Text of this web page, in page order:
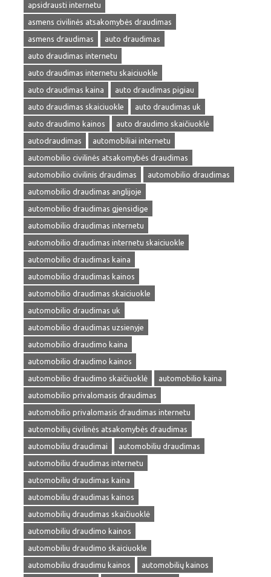
apsidrausti internetu
asmens civilinės atsakomybės draudimas
asmens draudimas
auto draudimas
auto draudimas internetu
auto draudimas internetu skaiciuokle
auto draudimas kaina
auto draudimas pigiau
auto draudimas skaiciuokle
auto draudimas uk
auto draudimo kainos
auto draudimo skaičiuoklė
autodraudimas
automobiliai internetu
automobilio civilinės atsakomybės draudimas
automobilio civilinis draudimas
automobilio draudimas
automobilio draudimas anglijoje
automobilio draudimas gjensidige
automobilio draudimas internetu
automobilio draudimas internetu skaiciuokle
automobilio draudimas kaina
automobilio draudimas kainos
automobilio draudimas skaiciuokle
automobilio draudimas uk
automobilio draudimas uzsienyje
automobilio draudimo kaina
automobilio draudimo kainos
automobilio draudimo skaičiuoklė
automobilio kaina
automobilio privalomasis draudimas
automobilio privalomasis draudimas internetu
automobilių civilinės atsakomybės draudimas
automobiliu draudimai
automobiliu draudimas
automobiliu draudimas internetu
automobiliu draudimas kaina
automobiliu draudimas kainos
automobilių draudimas skaičiuoklė
automobiliu draudimo kainos
automobiliu draudimo skaiciuokle
automobiliu draudimu kainos
automobilių kainos